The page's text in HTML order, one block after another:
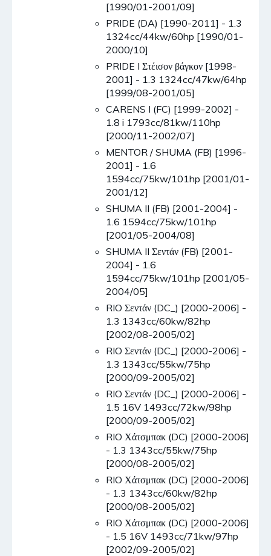
[1990/01-2001/09]
PRIDE (DA) [1990-2011] - 1.3
1324cc/44kw/60hp [1990/01-
2000/10]
PRIDE I Στέισον βάγκον [1998-
2001] - 1.3 1324cc/47kw/64hp
[1999/08-2001/05]
CARENS I (FC) [1999-2002] -
1.8 i 1793cc/81kw/110hp
[2000/11-2002/07]
MENTOR / SHUMA (FB) [1996-
2001] - 1.6
1594cc/75kw/101hp [2001/01-
2001/12]
SHUMA II (FB) [2001-2004] -
1.6 1594cc/75kw/101hp
[2001/05-2004/08]
SHUMA II Σεντάν (FB) [2001-
2004] - 1.6
1594cc/75kw/101hp [2001/05-
2004/05]
RIO Σεντάν (DC_) [2000-2006] -
1.3 1343cc/60kw/82hp
[2002/08-2005/02]
RIO Σεντάν (DC_) [2000-2006] -
1.3 1343cc/55kw/75hp
[2000/09-2005/02]
RIO Σεντάν (DC_) [2000-2006] -
1.5 16V 1493cc/72kw/98hp
[2000/09-2005/02]
RIO Χάτσμπακ (DC) [2000-2006]
- 1.3 1343cc/55kw/75hp
[2000/08-2005/02]
RIO Χάτσμπακ (DC) [2000-2006]
- 1.3 1343cc/60kw/82hp
[2000/08-2005/02]
RIO Χάτσμπακ (DC) [2000-2006]
- 1.5 16V 1493cc/71kw/97hp
[2002/09-2005/02]